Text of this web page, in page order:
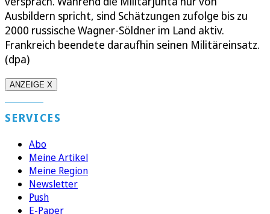
Ausbildern spricht, sind Schätzungen zufolge bis zu
2000 russische Wagner-Söldner im Land aktiv.
Frankreich beendete daraufhin seinen Militäreinsatz.
(dpa)
ANZEIGE X
SERVICES
Abo
Meine Artikel
Meine Region
Newsletter
Push
E-Paper